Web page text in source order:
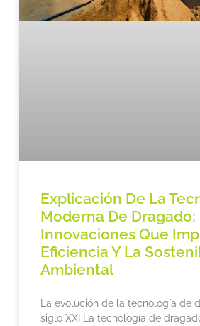
Explicación De La
Moderna De Dragado:
Innovaciones Que
Eficiencia Y La
Ambiental
La evolución de la tecnología de
siglo XXI La tecnología de